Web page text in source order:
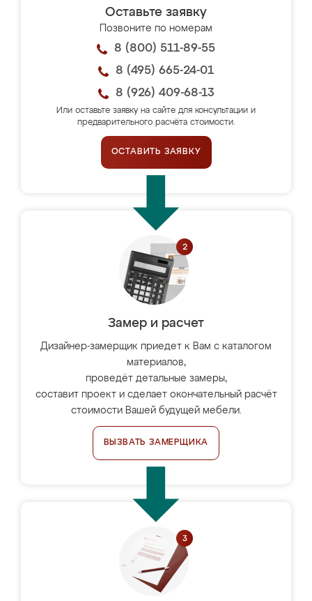
Оставьте заявку
Позвоните по номерам
8 (800) 511-89-55
8 (495) 665-24-01
8 (926) 409-68-13
Или оставьте заявку на сайте для консультации и
предварительного расчёта стоимости.
ОСТАВИТЬ ЗАЯВКУ
Замер и расчет
Дизайнер-замерщик приедет к Вам с каталогом
материалов,
проведёт детальные замеры,
составит проект и сделает окончательный расчёт
стоимости Вашей будущей мебели.
ВЫЗВАТЬ ЗАМЕРЩИКА